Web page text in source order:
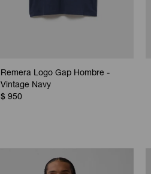
Remera Logo Gap Hombre -
Vintage Navy
$ 950